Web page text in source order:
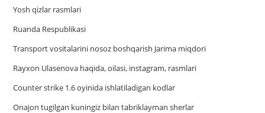
Yosh qizlar rasmlari
Ruanda Respublikasi
Trаnsport vositаlаrini nosoz boshqаrish Jаrimа miqdori
Rayxon Ulasenova haqida, oilasi, instagram, rasmlari
Counter strike 1.6 oyinida ishlatiladigan kodlar
Onajon tugilgan kuningiz bilan tabriklayman sherlar